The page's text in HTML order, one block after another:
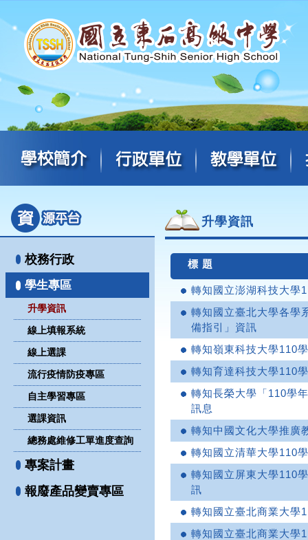
校務行政
學生專區
升學資訊
線上填報系統
線上選課
流行疫情防疫專區
自主學習專區
選課資訊
總務處維修工單進度查詢
專案計畫
報廢產品變賣專區
升學資訊
標 題
轉知國立澎湖科技大學
轉知國立臺北大學各學
備指引」資訊
轉知嶺東科技大學110
轉知育達科技大學110
轉知長榮大學「110學
訊息
轉知中國文化大學推廣
轉知國立清華大學110
轉知國立屏東大學110
訊
轉知國立臺北商業大學
轉知國立臺北商業大學